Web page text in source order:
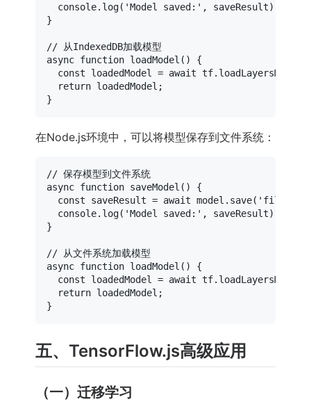
console. log( 'Model saved:' , saveResult);
}
// 从IndexedDB加载模型
async function loadModel ( ) {
const loadedModel = await tf. loadLayersModel
return loadedModel;
在Node.js环境中，可以将模型保存到文件系统：
// 保存模型到文件系统
async function saveModel ( ) {
const saveResult = await model. save( 'file://./
console. log( 'Model saved:' , saveResult);
}
// 从文件系统加载模型
async function loadModel ( ) {
const loadedModel = await tf. loadLayersModel
return loadedModel;
五、TensorFlow.js高级应用
（一）迁移学习